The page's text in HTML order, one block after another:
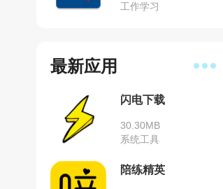
工作学习
最新应用
闪电下载
30.30MB
系统工具
陪练精英